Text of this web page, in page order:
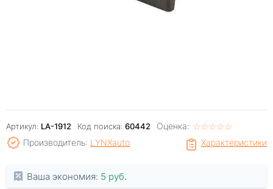
Артикул: LA-1912 Код поиска: 60442 Оценка: ☆☆☆☆☆
★★★★★
Характеристики
Производитель: LYNXauto
Ваша экономия: 5 руб.